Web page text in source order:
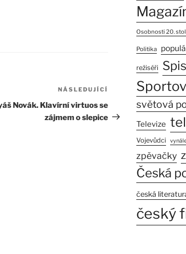
Následující
příspěvek
NÁSLEDUJÍCÍ
Novák. Klavírní virtuos se
zájmem o slepice
Osobnosti 20.
Politika
režiséři
světová
Televize
Vojevůdci
zpěvačky
Česká
česká
český